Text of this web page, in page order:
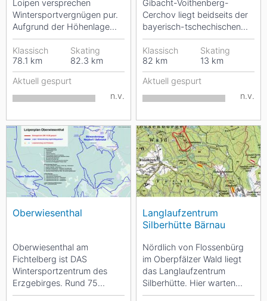
Loipen versprechen
Wintersportvergnügen pur.
Aufgrund der Höhenlage
gelten die Ammergauer
Alpen als besonders...
Klassisch
78.1 km
Skating
82.3 km
Aktuell gespurt
n.v.
Gibacht-Voithenberg-
Cerchov liegt beidseits der
bayerisch-tschechischen
Grenze zwischen den
Städten Domazlice und
Klenci...
Klassisch
82 km
Skating
13 km
Aktuell gespurt
n.v.
Oberwiesenthal
Oberwiesenthal am
Fichtelberg ist DAS
Wintersportzentrum des
Erzgebirges. Rund 75
Kilometer Langlaufloipen hat
Langlaufzentrum
Silberhütte Bärnau
Nördlich von Flossenbürg
im Oberpfälzer Wald liegt
das Langlaufzentrum
Silberhütte. Hier warten
rund 50 km klassisch